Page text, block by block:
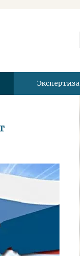
Экспертиза